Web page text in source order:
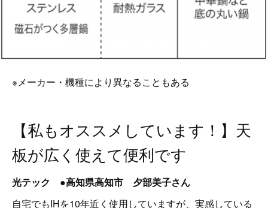
※メーカー・機種により異なることもある
【私もオススメしています！】天
板が広く使えて便利です
光テック ●高知県高知市 夕部美子さん
自宅でもIHを10年近く使用していますが、実感している